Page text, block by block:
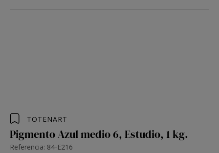
TOTENART
Pigmento Azul medio 6, Estudio, 1 kg.
Referencia: 84-E216